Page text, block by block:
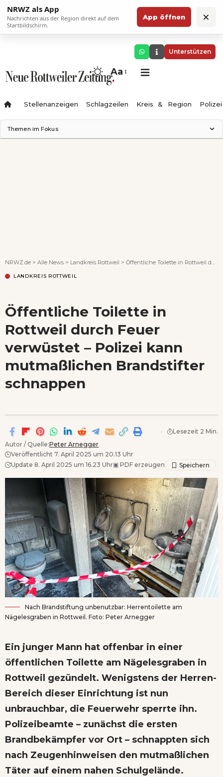
NRWZ als App
Nachrichten aus der Region direkt auf dem
Startbildschirm.
App öffnen ×
Unterstützen
Aa
Stellenanzeigen Schlagzeilen Kreis & Region Polizei
Themen im Fokus
NRWZ.de > Alle News > Landkreis Rottweil > Öffentliche Toilette in Rottweil durch Feuer verwüstet – Polizei kann mutmaßlichen Brandstifter schnappen
LANDKREIS ROTTWEIL
Öffentliche Toilette in
Rottweil durch Feuer
verwüstet – Polizei kann
mutmaßlichen Brandstifter
schnappen
Autor / Quelle:Peter Arnegger
Veröffentlicht 7. April 2025 um 20.13 Uhr
Update 8. April 2025 um 16.23 Uhr▣ PDF erzeugen
Lesezeit 2 Min.
Nach Brandstiftung unbenutzbar: Herrentoilette am
Nägelesgraben in Rottweil. Foto: Peter Arnegger
Ein junger Mann hat offenbar in einer
öffentlichen Toilette am Nägelesgraben in
Rottweil gezündelt. Wenigstens der Herren-
Bereich dieser Einrichtung ist nun
unbrauchbar, die Feuerwehr sperrte ihn.
Polizeibeamte – zunächst die ersten
Brandbekämpfer vor Ort – schnappten sich
nach Zeugenhinweisen den mutmaßlichen
Täter auf einem nahen Schulgelände.